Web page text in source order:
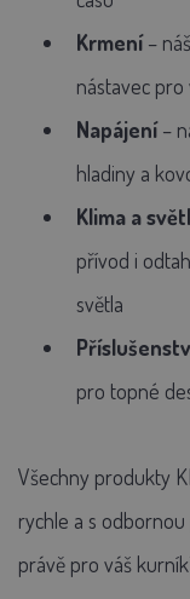
Krmení–
nástavec pro
Napájení–
hladiny a
Klima a
přívod i
světla
pro topné
Všechny produkty
rychle a s
právě pro váš